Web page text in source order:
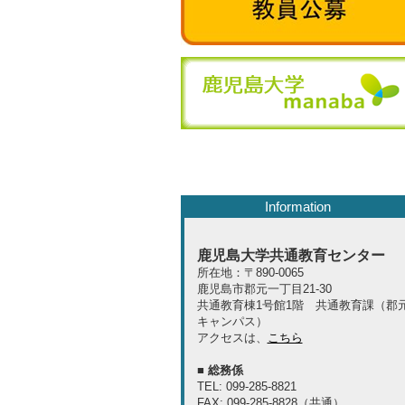
Information
鹿児島大学共通教育センター
所在地：〒890-0065
鹿児島市郡元一丁目21-30
共通教育棟1号館1階 共通教育課（郡
キャンパス）
アクセスは、 こちら
■ 総務係
TEL: 099-285-8821